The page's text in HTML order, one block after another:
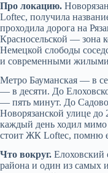
Про локацию.
Loftec, получила
проходила дорога на
Красносельской — зона
Немецкой слободы
и современными
Метро Бауманская — в
— в десяти. До
— пять минут. До
Новорязанской улице до
каждый день ходил мимо
стоит ЖК Loftec, помню
Что вокруг. Елоховский
района и один из самых